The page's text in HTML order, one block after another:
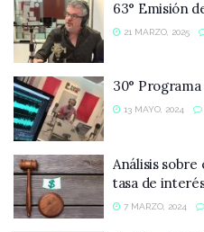
63° Emisión
21 MARZO, 2025
30°
13 MAYO, 2024
Análisis sobre
tasa de
7 MARZO, 2024